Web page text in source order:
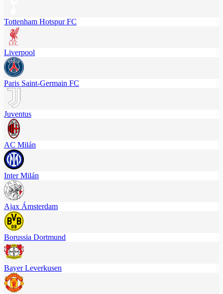
Tottenham Hotspur FC
Liverpool
Paris Saint-Germain FC
Juventus
AC Milán
Inter Milán
Ajax Ámsterdam
Borussia Dortmund
Bayer Leverkusen